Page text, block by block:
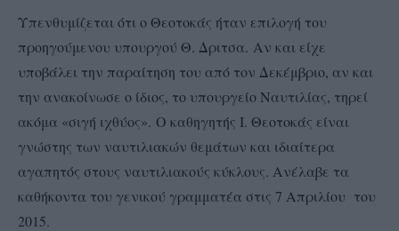
Υπενθυμίζεται ότι ο Θεοτοκάς ήταν επιλογή του
προηγούμενου υπουργού Θ. Δριτσα. Αν και είχε
υποβάλει την παραίτηση του από τον Δεκέμβριο, αν και
την ανακοίνωσε ο ίδιος, το υπουργείο Ναυτιλίας, τηρεί
ακόμα «σιγή ιχθύος». Ο καθηγητής Ι. Θεοτοκάς είναι
γνώστης των ναυτιλιακών θεμάτων και ιδιαίτερα
αγαπητός στους ναυτιλιακούς κύκλους. Ανέλαβε τα
καθήκοντα του γενικού γραμματέα στις 7 Απριλίου του
2015.